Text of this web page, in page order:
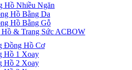
Hồ Nhiều Ngăn
Hồ Bằng Da
Hồ Bằng Gỗ
& Trang Sức ACBOW
Đồng Hồ Cơ
Hồ 1 Xoay
Hồ 2 Xoay